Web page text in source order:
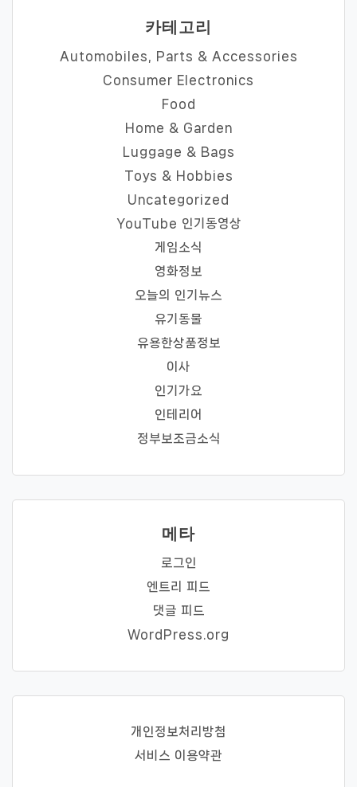
카테고리
Automobiles, Parts & Accessories
Consumer Electronics
Food
Home & Garden
Luggage & Bags
Toys & Hobbies
Uncategorized
YouTube 인기동영상
게임소식
영화정보
오늘의 인기뉴스
유기동물
유용한상품정보
이사
인기가요
인테리어
정부보조금소식
메타
로그인
엔트리 피드
댓글 피드
WordPress.org
개인정보처리방첨
서비스 이용약관